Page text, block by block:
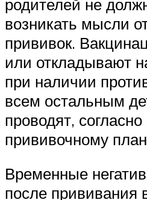
родителей не
возникать мысли
прививок.
или откладывают
при наличии
всем остальным
проводят,
прививочному
Временные
после прививания